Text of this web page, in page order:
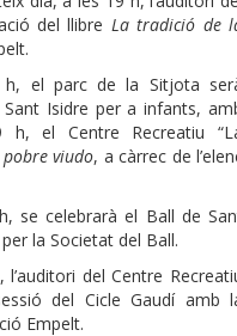
del llibre La tradició de
el parc de la Sitjota
Isidre per a infants,
el Centre Recreatiu
pobre viudo, a càrrec de
se celebrarà el Ball de
la Societat del Ball.
del Centre
del Cicle Gaudí amb
Empelt.